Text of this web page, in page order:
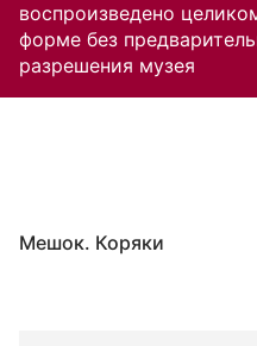
воспроизведено
форме без
разрешения музея
Мешок. Коряки